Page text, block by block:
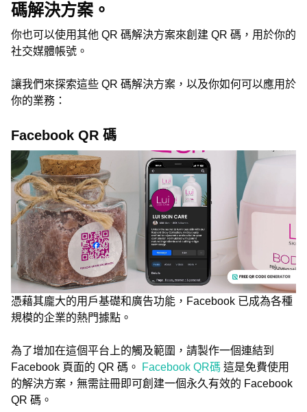
碼解決方案。
你也可以使用其他 QR 碼解決方案來創建 QR 碼，用於你的
社交媒體帳號。
讓我們來探索這些 QR 碼解決方案，以及你如何可以應用於
你的業務：
Facebook QR 碼
憑藉其龐大的用戶基礎和廣告功能，Facebook 已成為各種
規模的企業的熱門據點。
為了增加在這個平台上的觸及範圍，請製作一個連結到
Facebook 頁面的 QR 碼。
Facebook QR碼 這是免費使用
的解決方案，無需註冊即可創建一個永久有效的 Facebook
QR 碼。